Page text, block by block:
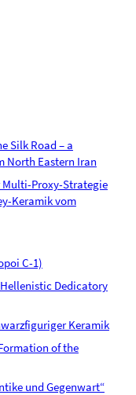
Silk Road – a
North Eastern Iran
Proxy-Strategie
Keramik vom
C-1)
Dedicatory
Keramik
of the
und Gegenwart“